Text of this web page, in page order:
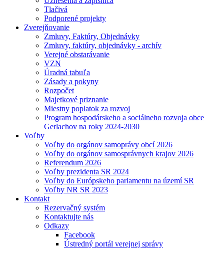
Tlačivá
Podporené projekty
Zverejňovanie
Zmluvy, Faktúry, Objednávky
Zmluvy, faktúry, objednávky - archív
Verejné obstarávanie
VZN
Úradná tabuľa
Zásady a pokyny
Rozpočet
Majetkové priznanie
Miestny poplatok za rozvoj
Program hospodárskeho a sociálneho rozvoja obce
Gerlachov na roky 2024-2030
Voľby
Voľby do orgánov samoprávy obcí 2026
Voľby do orgánov samosprávnych krajov 2026
Referendum 2026
Voľby prezidenta SR 2024
Voľby do Európskeho parlamentu na území SR
Voľby NR SR 2023
Kontakt
Rezervačný systém
Kontaktujte nás
Odkazy
Facebook
Ústredný portál verejnej správy